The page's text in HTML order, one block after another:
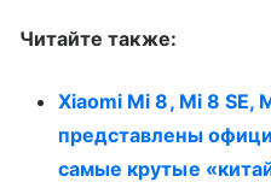
Читайте также:
Xiaomi Mi 8, Mi 8 SE,
представлены
самые крутые